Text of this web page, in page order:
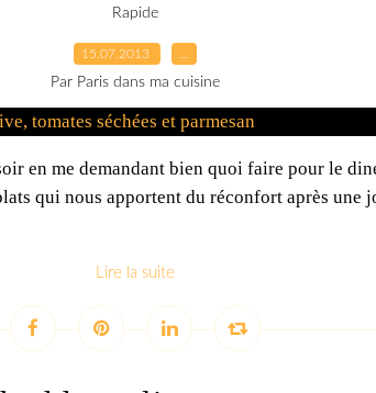
Rapide
15.07.2013
Par Paris dans ma cuisine
en me demandant bien quoi faire pour le
qui nous apportent du réconfort après une
Lire la suite